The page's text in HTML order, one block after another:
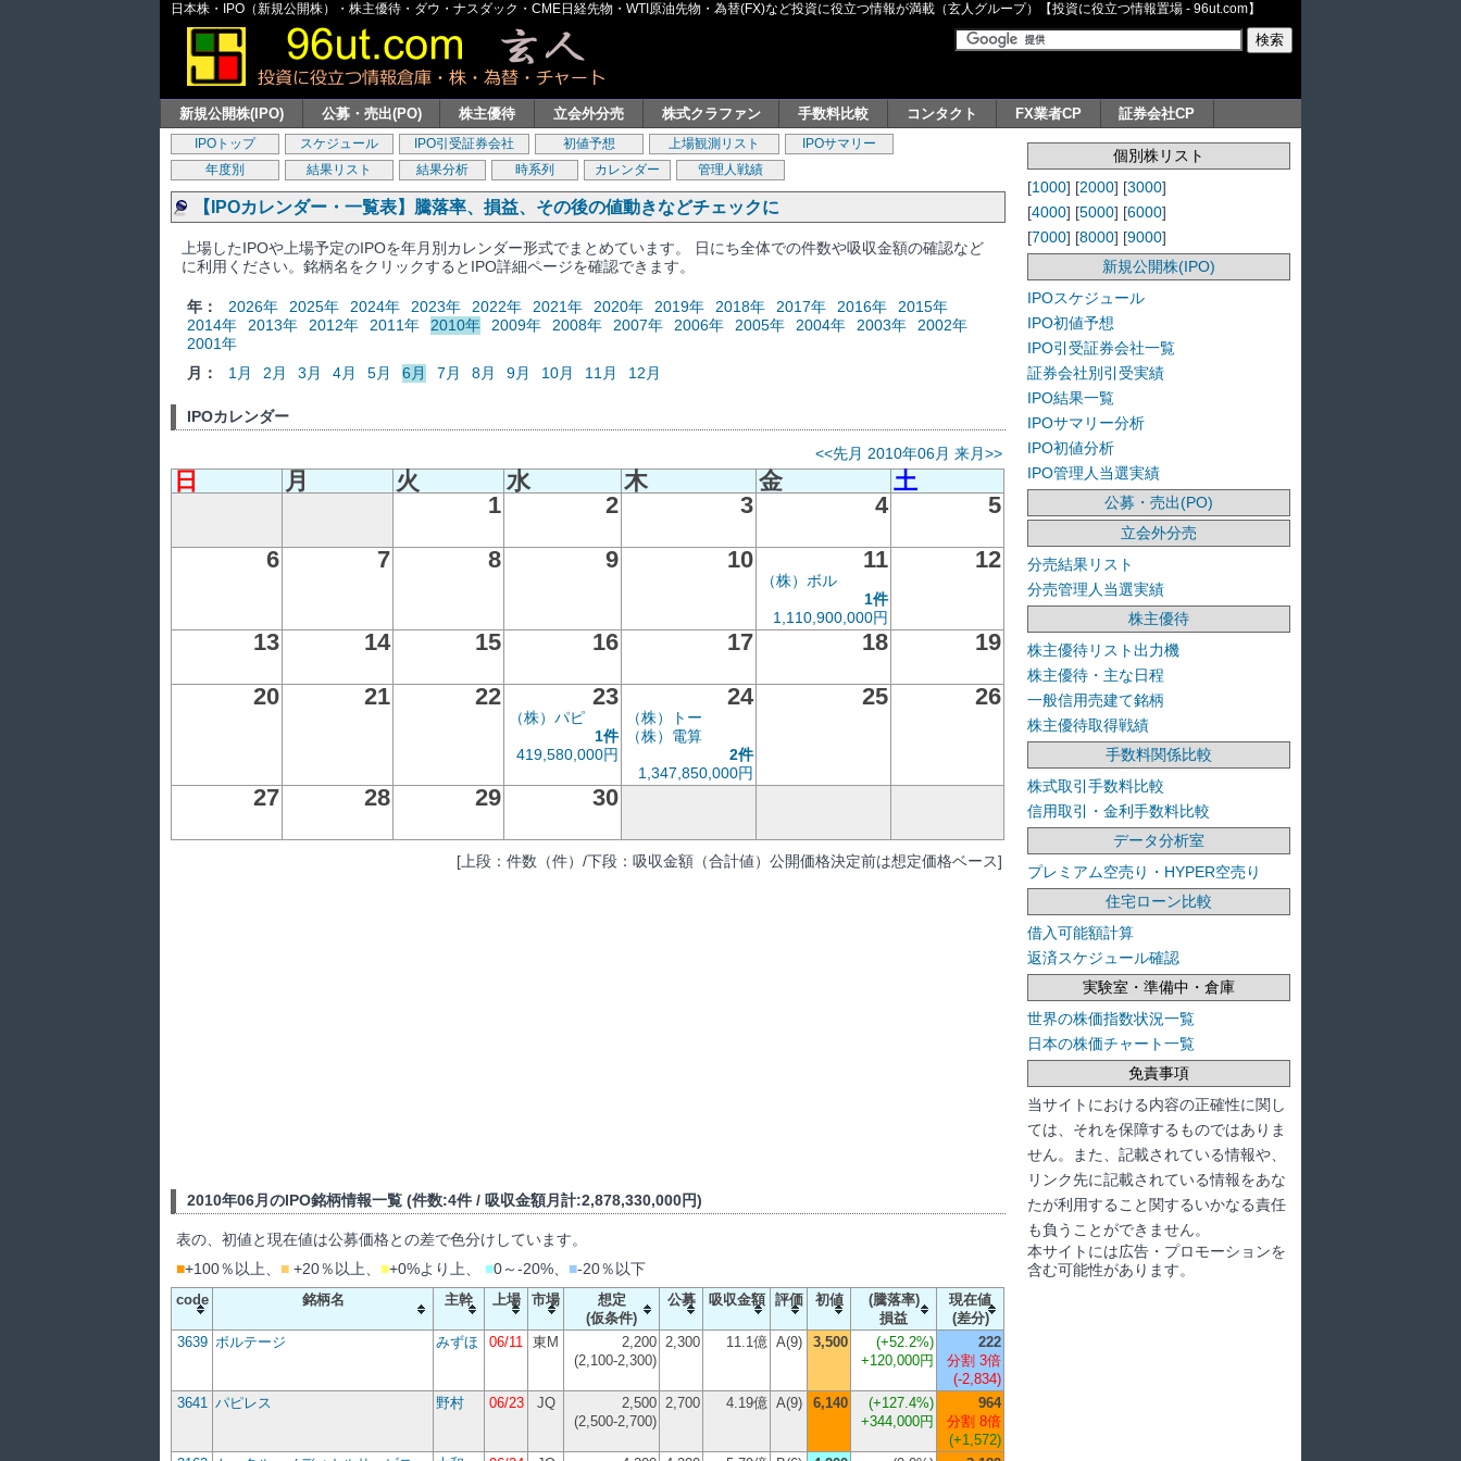
日本株・IPO（新規公開株）・株主優待・ダウ・ナスダック・CME日経先物・WTI原油先物・為替(FX)など投資に役立つ情報が満載（玄人グループ）【投資に役立つ情報置場 - 96ut.com】
新規公開株(IPO) 公募・売出(PO) 株主優待 立会外分売 株式クラファン 手数料比較 コンタクト FX業者CP 証券会社CP
IPOトップ スケジュール IPO引受証券会社 初値予想 上場観測リスト
IPOサマリー
年度別
結果リスト 結果分析 時系列 カレンダー 管理人戦績
【IPOカレンダー・一覧表】騰落率、損益、その後の値動きなどチェックに
上場したIPOや上場予定のIPOを年月別カレンダー形式でまとめています。 日にち全体での件数や吸収金額の確認など
に利用ください。銘柄名をクリックするとIPO詳細ページを確認できます。
年： 2026年 2025年 2024年 2023年 2022年 2021年 2020年 2019年 2018年 2017年 2016年
2015年
2014年
2013年 2012年 2011年 2010年 2009年 2008年 2007年 2006年 2005年 2004年 2003年
2002年
2001年
月：
1月 2月 3月 4月 5月 6月 7月 8月 9月 10月 11月 12月
IPOカレンダー
<<先月 2010年06月 来月>>
日 月 火 水 木 金
土
1
2 3 4
5
6
7 8 9 10 11
（株）ボル
1件
1,110,900,000円
12
13 14 15 16 17 18
19
20
21 22 23
（株）パピ
1件
419,580,000円
24
（株）トー
（株）電算
2件
1,347,850,000円
25 26
27 28 29 30
[上段：件数（件）/下段：吸収金額（合計値）公開価格決定前は想定価格ベース]
2010年06月のIPO銘柄情報一覧 (件数:4件 / 吸収金額月計:2,878,330,000円)
表の、初値と現在値は公募価格との差で色分けしています。
■+100％以上、 ■ +20％以上、 ■+0%より上、 ■0～-20%、 ■-20％以下
code 銘柄名 主幹 上場 市場
想定
(仮条件)
公募 吸収金額 評価 初値
(騰落率)
損益
現在値
(差分)
3639 ボルテージ みずほ 06/11 東M
2,200
(2,100-2,300)
2,300 11.1億 A(9) 3,500 (+52.2%)
+120,000円
222
分割 3倍
(-2,834)
3641
パピレス 野村 06/23 JQ
2,500
(2,500-2,700)
2,700 4.19億 A(9) 6,140 (+127.4%)
+344,000円
964
分割 8倍
(+1,572)
個別株リスト
[1000] [2000] [3000]
[4000] [5000] [6000]
[7000] [8000] [9000]
新規公開株(IPO)
IPOスケジュール
IPO初値予想
IPO引受証券会社一覧
証券会社別引受実績
IPO結果一覧
IPOサマリー分析
IPO初値分析
IPO管理人当選実績
公募・売出(PO)
立会外分売
分売結果リスト
分売管理人当選実績
株主優待
株主優待リスト出力機
株主優待・主な日程
一般信用売建て銘柄
株主優待取得戦績
手数料関係比較
株式取引手数料比較
信用取引・金利手数料比較
データ分析室
プレミアム空売り・HYPER空売り
住宅ローン比較
借入可能額計算
返済スケジュール確認
実験室・準備中・倉庫
世界の株価指数状況一覧
日本の株価チャート一覧
免責事項
当サイトにおける内容の正確性に関し
ては、それを保障するものではありま
せん。また、記載されている情報や、
リンク先に記載されている情報をあな
たが利用すること関するいかなる責任
も負うことができません。
本サイトには広告・プロモーションを
含む可能性があります。